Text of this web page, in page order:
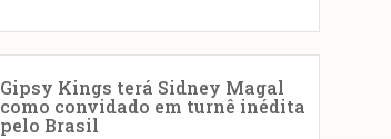
Gipsy Kings terá Sidney Magal
como convidado em turnê inédita
pelo Brasil